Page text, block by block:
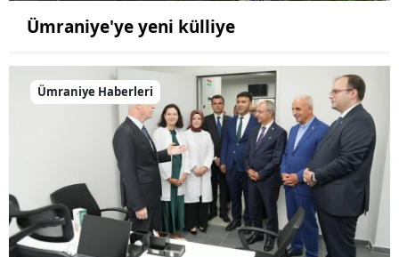
Ümraniye'ye yeni külliye
Ümraniye Haberleri